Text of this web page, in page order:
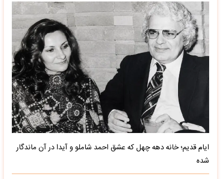
ایام قدیم؛ خانه دهه چهل که عشق احمد شاملو و آیدا در آن ماندگار
شده